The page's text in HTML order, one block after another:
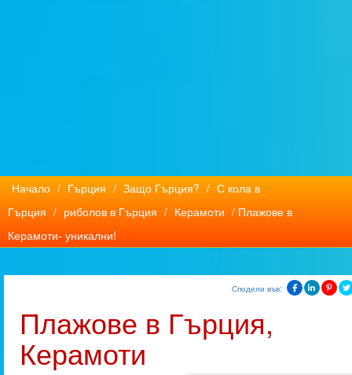
Начало / Гърция / Защо Гърция? / С кола в
Гърция / риболов в Гърция / Керамоти / Плажове в
Керамоти- уникални!
Сподели във:
Плажове в Гърция,
Керамоти